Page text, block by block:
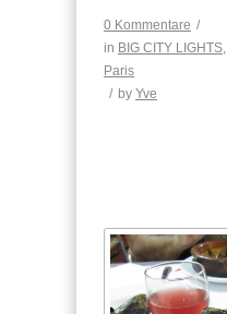
0 Kommentare /
in BIG CITY LIGHTS,
Paris
/ by Yve